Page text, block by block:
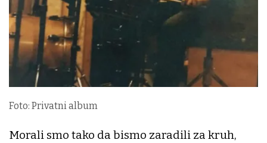
Foto: Privatni album
Morali smo tako da bismo zaradili za kruh,